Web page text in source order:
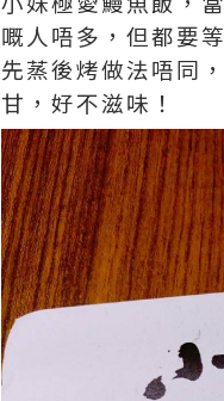
嘅人唔多，但都要
先蒸後烤做法唔同
甘，好不滋味！